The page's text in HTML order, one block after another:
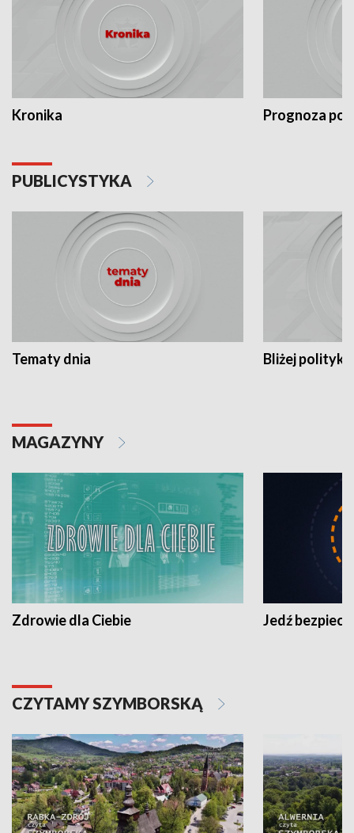
Kronika Prognoza
PUBLICYSTYKA
Tematy dnia Bliżej polityki
MAGAZYNY
Zdrowie dla Ciebie Jedź
CZYTAMY SZYMBORSKĄ